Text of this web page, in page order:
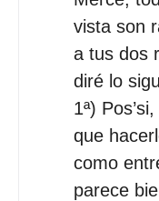
vista son
a tus dos
diré lo
1ª)
que
como
parece